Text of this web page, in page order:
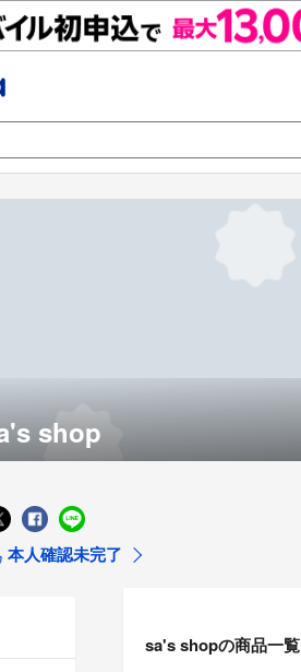
shop
本人確認未完了
sa's shopの商品一覧